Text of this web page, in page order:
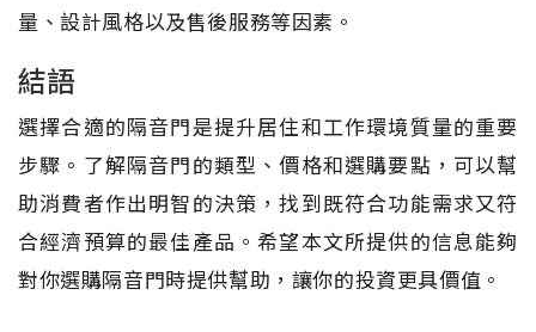
量、設計風格以及售後服務等因素。
結語
選擇合適的隔音門是提升居住和工作環境質量的重要
步驟。了解隔音門的類型、價格和選購要點，可以幫
助消費者作出明智的決策，找到既符合功能需求又符
合經濟預算的最佳產品。希望本文所提供的信息能夠
對你選購隔音門時提供幫助，讓你的投資更具價值。